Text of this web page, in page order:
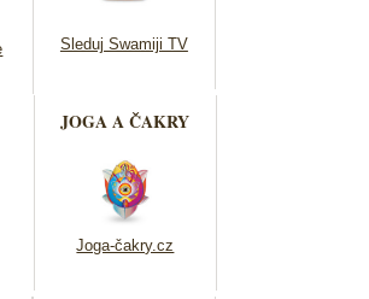
Sleduj Swamiji TV
JOGA A ČAKRY
Joga-čakry.cz